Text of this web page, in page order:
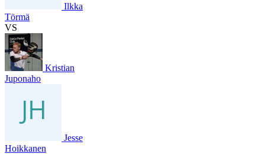
Ilkka
Törmä
VS
Kristian
Juponaho
Jesse
Hoikkanen